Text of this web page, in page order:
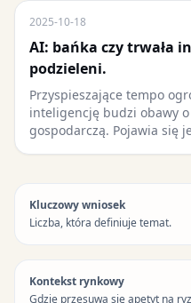
2025-10-18
AI: bańka czy trwała
podzieleni.
Przyspieszające tempo
inteligencję budzi obawy
gospodarczą. Pojawia się
Kluczowy wniosek
Liczba, która definiuje temat.
Kontekst rynkowy
Gdzie przesuwa się apetyt na